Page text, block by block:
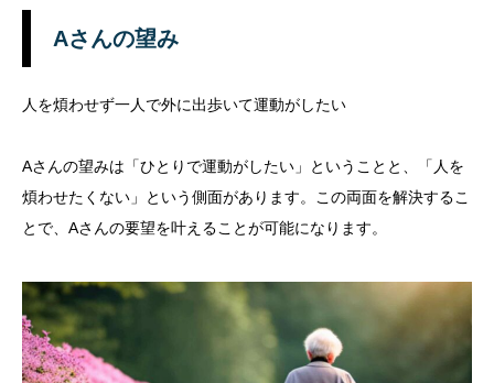
Aさんの望み
人を煩わせず一人で外に出歩いて運動がしたい
Aさんの望みは「ひとりで運動がしたい」ということと、「人を
煩わせたくない」という側面があります。この両面を解決するこ
とで、Aさんの要望を叶えることが可能になります。